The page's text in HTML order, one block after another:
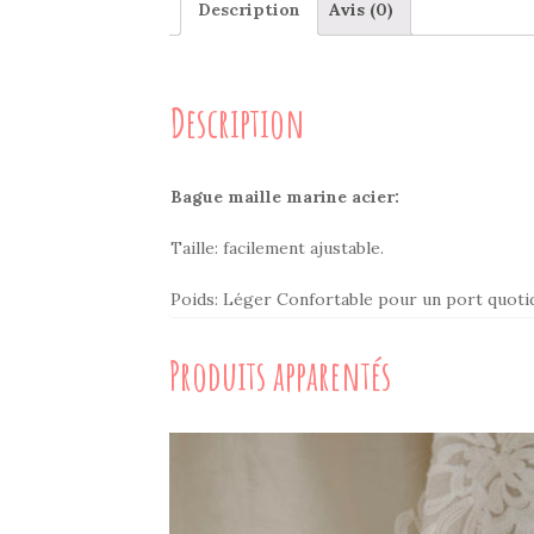
Description Avis (0)
Description
Bague maille marine acier:
Taille: facilement ajustable.
Poids: Léger Confortable pour un port
Produits apparentés